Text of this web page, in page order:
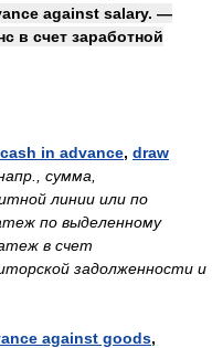
against salary. —
в счет заработной
cash in advance, draw
сумма,
линии или по
по выделенному
в счет
задолженности и
against goods,